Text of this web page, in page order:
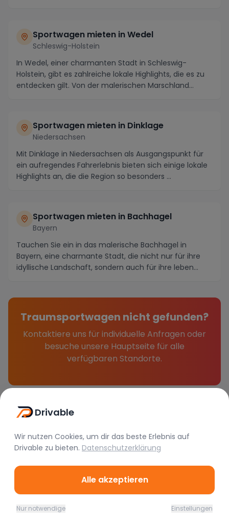
Sportwagen mieten in Wedel
Schleswig-Holstein
In Wedel, einer charmanten Stadt in Schleswig-
Holstein, gibt es zahlreiche lokale Highlights, die es zu
entdecken gilt. Von der malerischen Marschland...
Sportwagen mieten in Dinklage
Niedersachsen
Mit Dinklage in Niedersachsen als Ausgangspunkt für
ein aufregendes Fahrerlebnis bieten sich einige lokale
Highlights an, die die Region so besonders ...
Sportwagen mieten in Bachhagel
Bayern
Tauchen Sie ein in das malerische Bachhagel in
Bayern, eine charmante Stadt, die nicht nur für ihre
idyllische Landschaft, sondern auch für ihre leben...
Traumsportwagen nicht gefunden?
Kontaktiere uns für individuelle Anfragen oder
besuche unsere Hauptseite für alle
verfügbaren Standorte.
Weitere Städte, in denen du deinen Traumsportwagen
ForstinningNeu DarchauRositz, Starkenberg, Treben
Tostedt, Kakenstorf u.a.DonaustaufHirschfeld
WeißenbrunnMössingenWedel
Drivable
Wir nutzen Cookies, um dir das beste Erlebnis auf
Drivable zu bieten. Datenschutzerklärung
Alle akzeptieren
Nur notwendige Einstellungen